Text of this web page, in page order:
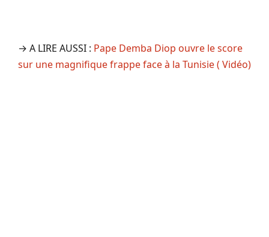
→ A LIRE AUSSI : Pape Demba Diop ouvre le score
sur une magnifique frappe face à la Tunisie ( Vidéo)